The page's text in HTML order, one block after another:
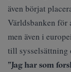
även börjat
Världsbanken för
men även i
till sysselsättning
”Jag har som